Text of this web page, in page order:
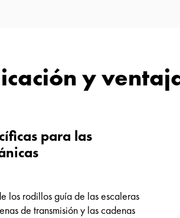
y
para las
los rodillos guía de las escaleras
de transmisión y las cadenas